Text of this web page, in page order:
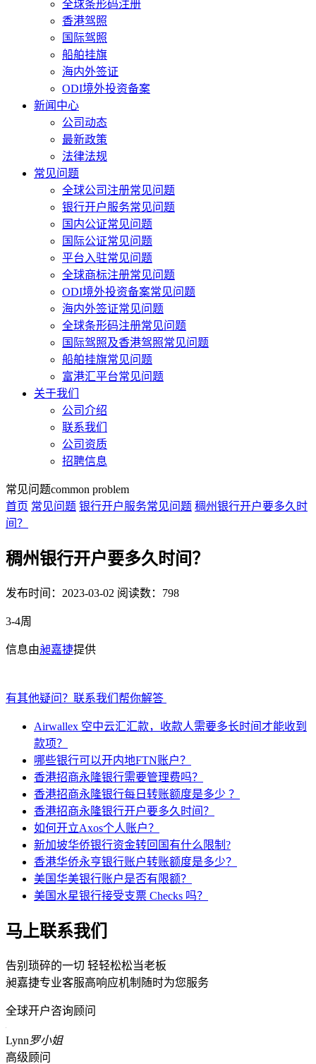
全球条形码注册
香港驾照
国际驾照
船舶挂旗
海内外签证
ODI境外投资备案
新闻中心
公司动态
最新政策
法律法规
常见问题
全球公司注册常见问题
银行开户服务常见问题
国内公证常见问题
国际公证常见问题
平台入驻常见问题
全球商标注册常见问题
ODI境外投资备案常见问题
海内外签证常见问题
全球条形码注册常见问题
国际驾照及香港驾照常见问题
船舶挂旗常见问题
富港汇平台常见问题
关于我们
公司介绍
联系我们
公司资质
招聘信息
常见问题common problem
首页 常见问题 银行开户服务常见问题 稠州银行开户要多久时
间？
稠州银行开户要多久时间？
发布时间：2023-03-02 阅读数：798
3-4周
信息由昶嘉捷提供
有其他疑问？联系我们帮你解答
Airwallex 空中云汇汇款，收款人需要多长时间才能收到
款项？
哪些银行可以开内地FTN账户？
香港招商永隆银行需要管理费吗？
香港招商永隆银行每日转账额度是多少 ？
香港招商永隆银行开户要多久时间？
如何开立Axos个人账户？
新加坡华侨银行资金转回国有什么限制?
香港华侨永亨银行账户转账额度是多少？
美国华美银行账户是否有限额？
美国水星银行接受支票 Checks 吗？
马上联系我们
告别琐碎的一切 轻轻松松当老板
昶嘉捷专业客服高响应机制随时为您服务
全球开户咨询顾问
Lynn罗小姐
高级顾问